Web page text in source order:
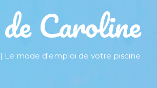
Caroline
Le mode d'emploi de votre piscine